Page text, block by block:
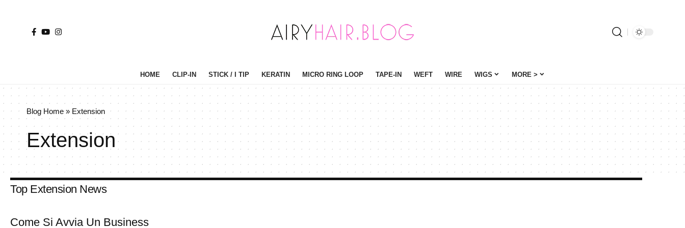
HOME CLIP-IN STICK / I TIP KERATIN MICRO RING LOOP TAPE-IN WEFT WIRE WIGS MORE >
Blog Home» Extension
Extension
Top Extension News
Come Si Avvia Un Business